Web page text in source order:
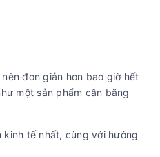
đơn giản hơn bao giờ hết
một sản phẩm cân bằng
tế nhất, cùng với hướng